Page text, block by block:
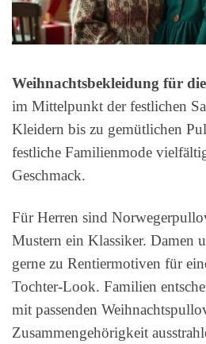
Weihnachtsbekleidung für
im Mittelpunkt der festlichen
Kleidern bis zu gemütlichen
festliche Familienmode
Geschmack.
Für Herren sind
Mustern ein Klassiker. Damen
gerne zu Rentiermotiven für
Tochter-Look. Familien
mit passenden
Zusammengehörigkeit